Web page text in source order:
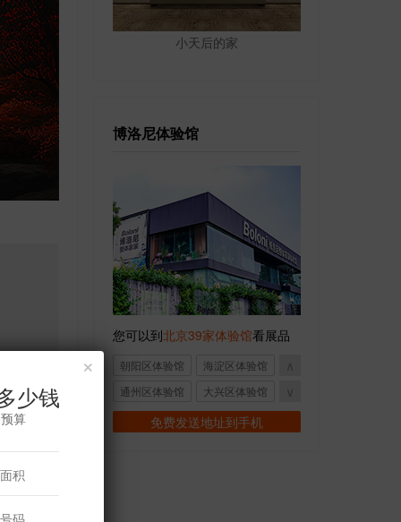
小天后的家
博洛尼体验馆
您可以到北京39家体验馆看展品
朝阳区体验馆
海淀区体验馆
通州区体验馆
大兴区体验馆
房山区体验馆
顺义区体验馆
免费发送地址到手机
×
少钱
算